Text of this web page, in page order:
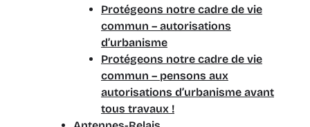
Protégeons notre cadre de vie
commun – autorisations
d’urbanisme
Protégeons notre cadre de vie
commun – pensons aux
autorisations d’urbanisme avant
tous travaux !​